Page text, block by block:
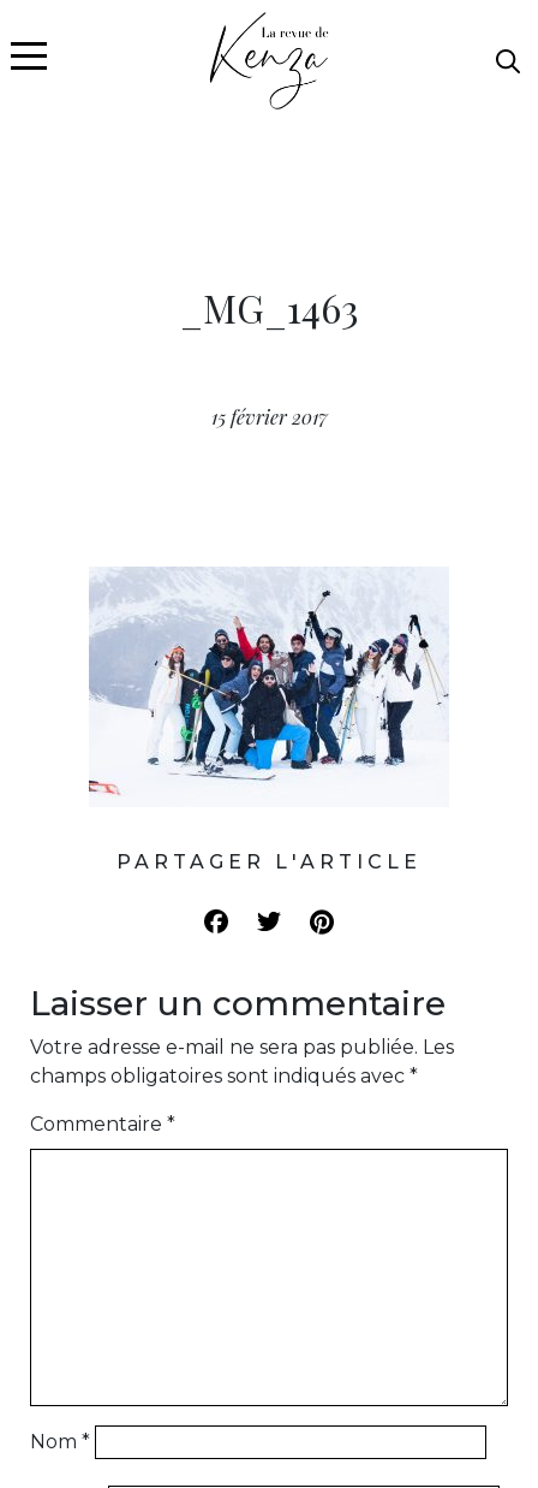
_MG_1463
15 février 2017
PARTAGER L'ARTICLE
Laisser un commentaire
Votre adresse e-mail ne sera pas publiée. Les
champs obligatoires sont indiqués avec *
Commentaire *
Nom *